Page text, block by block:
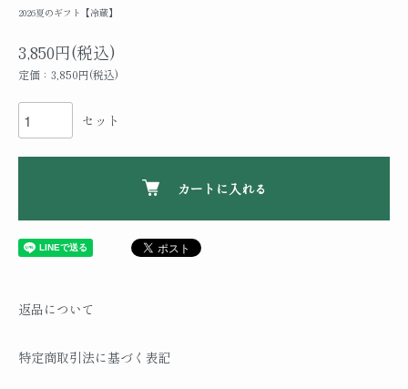
2026夏のギフト【冷蔵】
3,850円(税込)
定価：3,850円(税込)
セット
カートに入れる
返品について
特定商取引法に基づく表記